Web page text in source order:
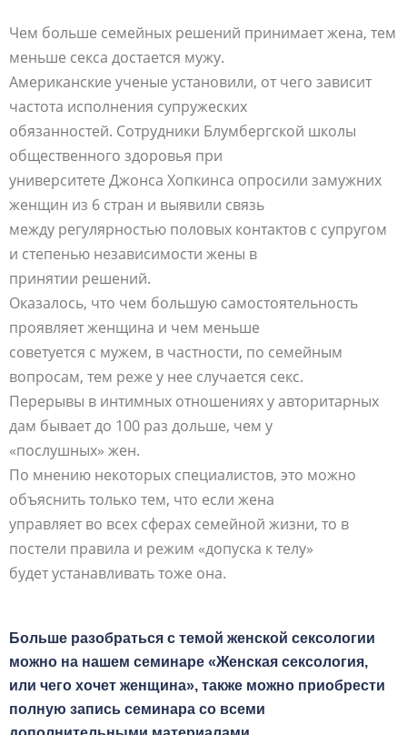
Чем больше семейных решений принимает жена, тем
меньше секса достается мужу.
Американские ученые установили, от чего зависит
частота исполнения супружеских
обязанностей. Сотрудники Блумбергской школы
общественного здоровья при
университете Джонса Хопкинса опросили замужних
женщин из 6 стран и выявили связь
между регулярностью половых контактов с супругом
и степенью независимости жены в
принятии решений.
Оказалось, что чем большую самостоятельность
проявляет женщина и чем меньше
советуется с мужем, в частности, по семейным
вопросам, тем реже у нее случается секс.
Перерывы в интимных отношениях у авторитарных
дам бывает до 100 раз дольше, чем у
«послушных» жен.
По мнению некоторых специалистов, это можно
объяснить только тем, что если жена
управляет во всех сферах семейной жизни, то в
постели правила и режим «допуска к телу»
будет устанавливать тоже она.
Больше разобраться с темой женской сексологии
можно на нашем семинаре «Женская сексология,
или чего хочет женщина», также можно приобрести
полную запись семинара со всеми